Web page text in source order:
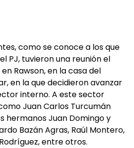
como se conoce a los que
PJ, tuvieron una reunión el
Rawson, en la casa del
en la que decidieron avanzar
interno. A este sector
Juan Carlos Turcumán
hermanos Juan Domingo y
Bazán Agras, Raúl Montero,
entre otros.